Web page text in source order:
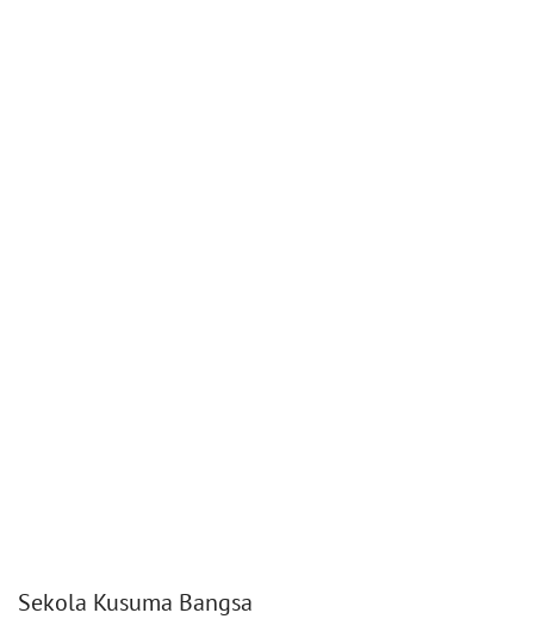
Sekola Kusuma Bangsa